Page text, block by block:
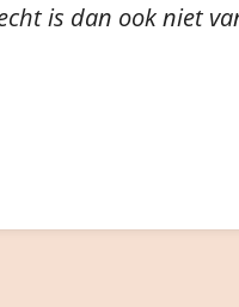
is dan ook niet